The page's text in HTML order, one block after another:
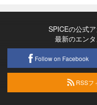
SPICEの公式
最新のエン
Follow on Facebook
RSSフ